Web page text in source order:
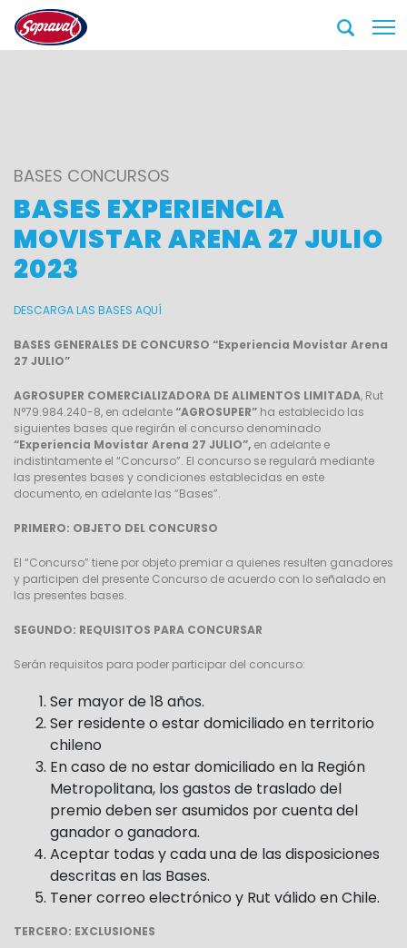
BASES CONCURSOS
BASES EXPERIENCIA
MOVISTAR ARENA 27 JULIO
2023
DESCARGA LAS BASES AQUÍ
BASES GENERALES DE CONCURSO “Experiencia Movistar Arena
27 JULIO”
AGROSUPER COMERCIALIZADORA DE ALIMENTOS LIMITADA, Rut
N°79.984.240-8, en adelante“AGROSUPER” ha establecido las
siguientes bases que regirán el concurso denominado
“Experiencia Movistar Arena 27 JULIO”, en adelante e
indistintamente el “Concurso”. El concurso se regulará mediante
las presentes bases y condiciones establecidas en este
documento, en adelante las “Bases”.
PRIMERO: OBJETO DEL CONCURSO
El “Concurso” tiene por objeto premiar a quienes resulten ganadores
y participen del presente Concurso de acuerdo con lo señalado en
las presentes bases.
SEGUNDO: REQUISITOS PARA CONCURSAR
Serán requisitos para poder participar del concurso:
Ser mayor de 18 años.
Ser residente o estar domiciliado en territorio
chileno
En caso de no estar domiciliado en la Región
Metropolitana, los gastos de traslado del
premio deben ser asumidos por cuenta del
ganador o ganadora.
Aceptar todas y cada una de las disposiciones
descritas en las Bases.
Tener correo electrónico y Rut válido en Chile.
TERCERO: EXCLUSIONES